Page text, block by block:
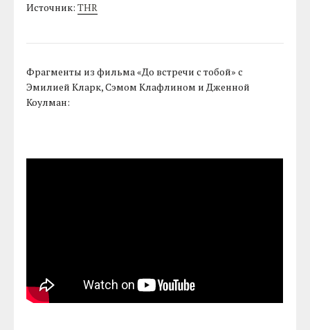
Источник:THR
Фрагменты из фильма «До встречи с тобой» с
Эмилией Кларк, Сэмом Клафлином и Дженной
Коулман: